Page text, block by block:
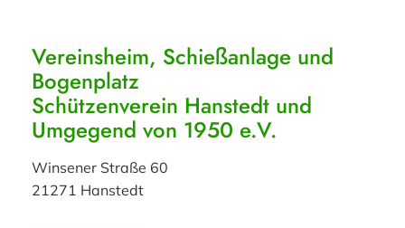
Vereinsheim, Schießanlage und
Bogenplatz
Schützenverein Hanstedt und
Umgegend von 1950 e.V.
Winsener Straße 60
21271 Hanstedt